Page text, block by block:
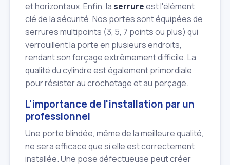
et horizontaux. Enfin, laserrureest l'élément
clé de la sécurité. Nos portes sont équipées de
serrures multipoints (3, 5, 7 points ou plus) qui
verrouillent la porte en plusieurs endroits,
rendant son forçage extrêmement difficile. La
qualité du cylindre est également primordiale
pour résister au crochetage et au perçage.
L'importance de l'installation par un
professionnel
Une porte blindée, même de la meilleure qualité,
ne sera efficace que si elle est correctement
installée. Une pose défectueuse peut créer